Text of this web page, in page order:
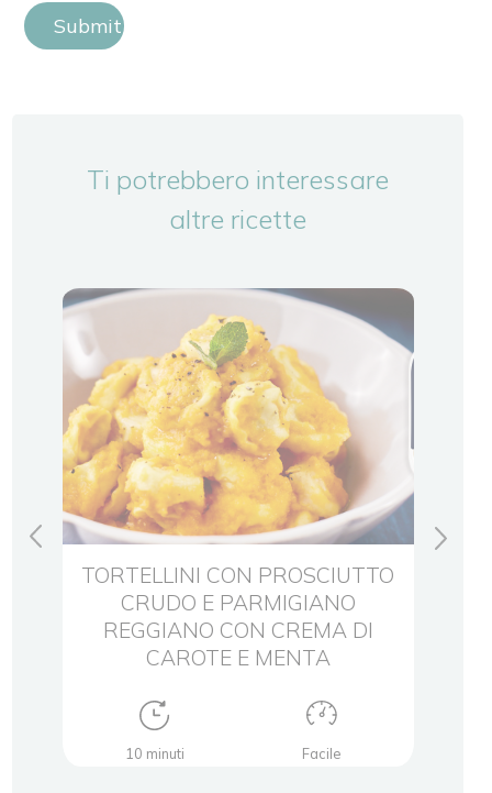
Submit Review
Ti potrebbero interessare
altre ricette
TORTELLINI CON PROSCIUTTO
CRUDO E PARMIGIANO
REGGIANO CON CREMA DI
CAROTE E MENTA
10 minuti Facile